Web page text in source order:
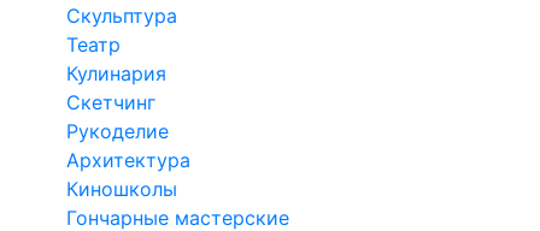
Скульптура
Театр
Кулинария
Скетчинг
Рукоделие
Архитектура
Киношколы
Гончарные мастерские